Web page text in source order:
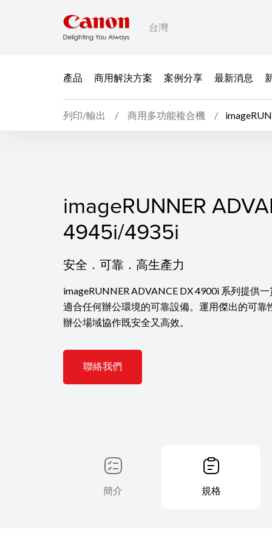
台灣
產品 商用解決方案 案例分享 最新消息
列印/輸出 商用多功能複合機
imageRUNNER
4945i/4935i
安全．可靠．高生產力
imageRUNNER ADVANCE DX 4900i 系列提供
適合任何辦公環境的可靠設備。運用傑出的可靠
辦公場域協作既安全又高效。
聯絡我們
簡介 規格